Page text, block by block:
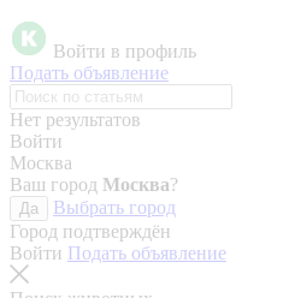
Войти в профиль
Подать объявление
Нет результатов
Войти
Москва
Ваш город Москва?
Да
Выбрать город
Город подтверждён
Войти Подать объявление